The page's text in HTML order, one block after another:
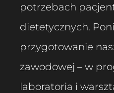
potrzebach
dietetycznych.
przygotowanie
zawodowej – w
laboratoria i